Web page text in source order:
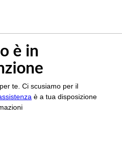
è in
te. Ci scusiamo per il
è a tua disposizione